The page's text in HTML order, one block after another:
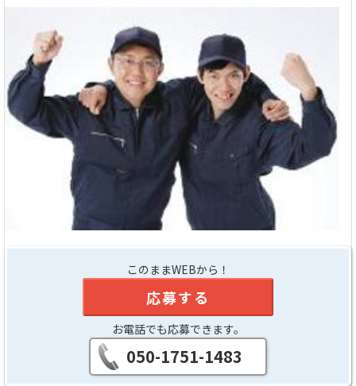
このままWEBから！
応募する
お電話でも応募できます。
050-1751-1483